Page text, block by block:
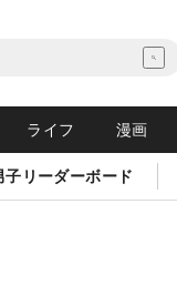
ライフ 漫画
リーダーボード